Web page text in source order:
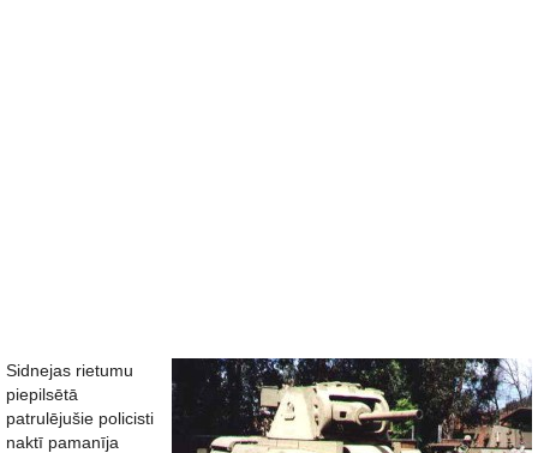
Sidnejas rietumu
piepilsētā
patrulējušie policisti
naktī pamanīja